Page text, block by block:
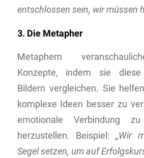
entschlossen sein, wir müssen
3. Die Metapher
Metaphern
Konzepte, indem sie
Bildern vergleichen. Sie
komplexe Ideen besser zu
emotionale Verbindung
herzustellen. Beispiel: „Wir
Segel setzen, um auf